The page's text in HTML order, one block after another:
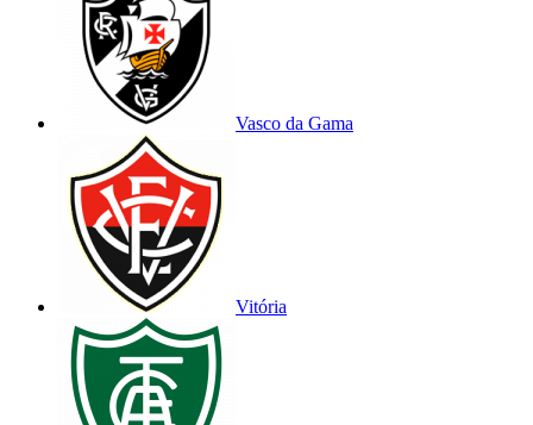
Vasco da Gama
Vitória